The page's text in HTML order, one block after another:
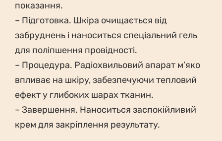
показання.
– Підготовка. Шкіра очищається від
забруднень і наноситься спеціальний гель
для поліпшення провідності.
– Процедура. Радіохвильовий апарат м’яко
впливає на шкіру, забезпечуючи тепловий
ефект у глибоких шарах тканин.
– Завершення. Наноситься заспокійливий
крем для закріплення результату.